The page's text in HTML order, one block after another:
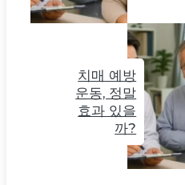
치매 예방
운동, 정말
효과 있을
까?